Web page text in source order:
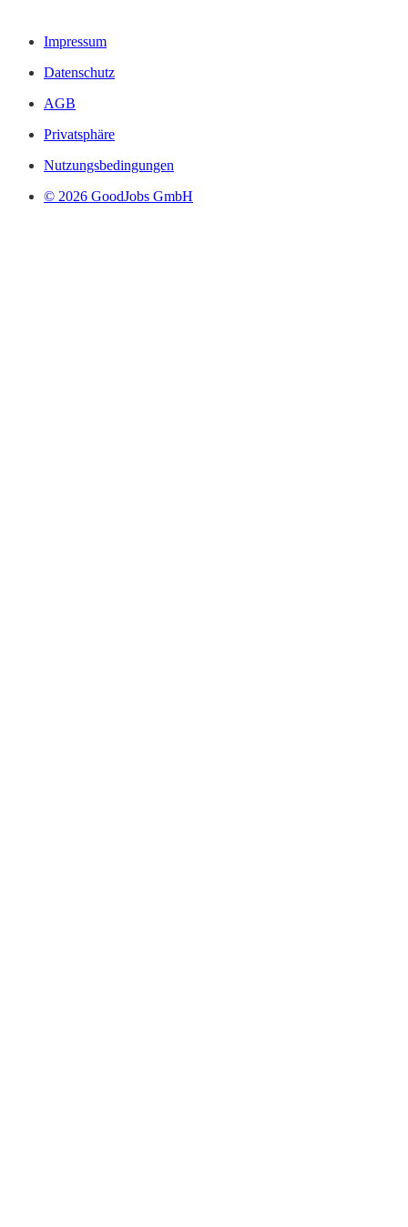
Impressum
Datenschutz
AGB
Privatsphäre
Nutzungsbedingungen
© 2026 GoodJobs GmbH